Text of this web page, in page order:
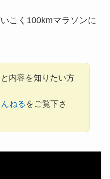
こく100kmマラソンに
内容を知りたい方
ねる をご覧下さ